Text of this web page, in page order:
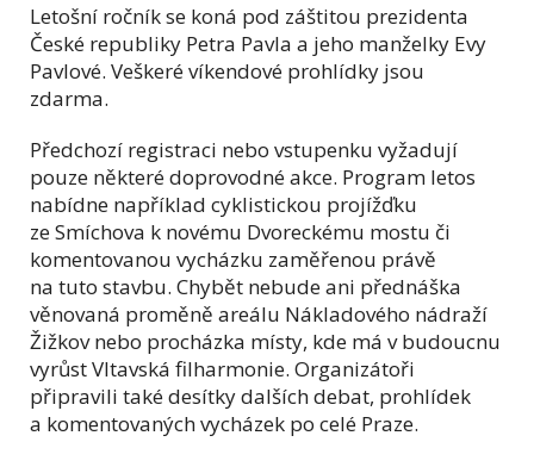
Letošní ročník se koná pod záštitou prezidenta
České republiky Petra Pavla a jeho manželky Evy
Pavlové. Veškeré víkendové prohlídky jsou
zdarma.
Předchozí registraci nebo vstupenku vyžadují
pouze některé doprovodné akce. Program letos
nabídne například cyklistickou projížďku
ze Smíchova k novému Dvoreckému mostu či
komentovanou vycházku zaměřenou právě
na tuto stavbu. Chybět nebude ani přednáška
věnovaná proměně areálu Nákladového nádraží
Žižkov nebo procházka místy, kde má v budoucnu
vyrůst Vltavská filharmonie. Organizátoři
připravili také desítky dalších debat, prohlídek
a komentovaných vycházek po celé Praze.